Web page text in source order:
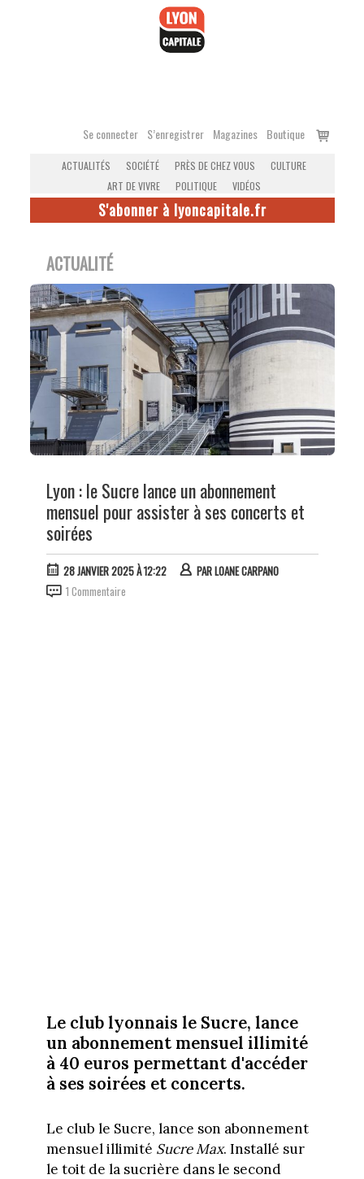
Se connecter S’enregistrer Magazines Boutique
Voir
ACTUALITÉS SOCIÉTÉ PRÈS DE CHEZ VOUS
CULTURE
ART DE VIVRE
POLITIQUE VIDÉOS
S'abonner à lyoncapitale.fr
ACTUALITÉ
Lyon : le Sucre lance un abonnement
mensuel pour assister à ses concerts et
soirées
28 JANVIER 2025 À 12:22 PARLOANE CARPANO
1 Commentaire
Le club lyonnais le Sucre, lance
un abonnement mensuel illimité
à 40 euros permettant d'accéder
à ses soirées et concerts.
Le club le Sucre, lance son abonnement
mensuel illimité Sucre Max. Installé sur
le toit de la sucrière dans le second